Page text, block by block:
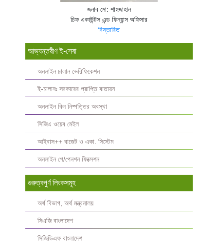
জনাব মো: শাহজাহান
চিফ একাউন্টস এন্ড ফিন্যান্স অফিসার
বিস্তারিত
আভ্যন্তরীণ ই-সেবা
অনলাইন চালান ভেরিফিকেশন
ই-চালানঃ সরকারের প্রাপ্তি বাতায়ন
অনলাইন বিল নিষ্পত্তির অবস্থা
সিজিএ ওয়েব মেইল
আইবাস++ বাজেট ও একা. সিস্টেম
অনলাইন পে/পেনশন ফিক্সেশন
গুরুত্বপুর্ণ লিংকসমূহ
অর্থ বিভাগ, অর্থ মন্ত্রনালয়
সিএজি বাংলাদেশ
সিজিডিএফ বাংলাদেশ